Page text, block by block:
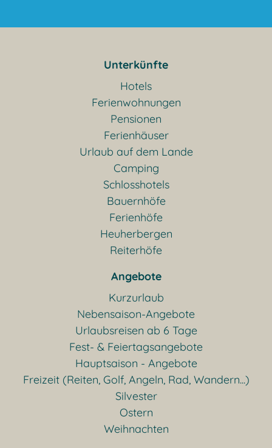
Unterkünfte
Hotels
Ferienwohnungen
Pensionen
Ferienhäuser
Urlaub auf dem Lande
Camping
Schlosshotels
Bauernhöfe
Ferienhöfe
Heuherbergen
Reiterhöfe
Angebote
Kurzurlaub
Nebensaison-Angebote
Urlaubsreisen ab 6 Tage
Fest- & Feiertagsangebote
Hauptsaison - Angebote
Freizeit (Reiten, Golf, Angeln, Rad, Wandern...)
Silvester
Ostern
Weihnachten